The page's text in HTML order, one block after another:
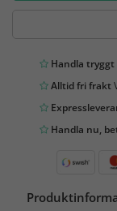
Handla tryggt
Alltid fri frakt
Handla nu,